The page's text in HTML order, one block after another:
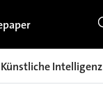
Künstliche Intelligenz